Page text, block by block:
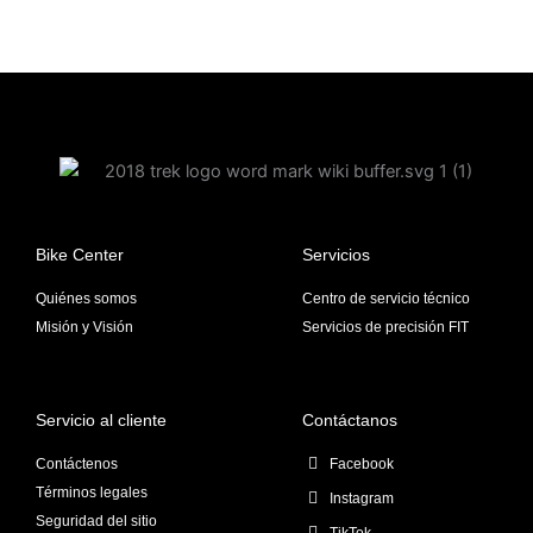
Bike Center
Quiénes somos
Misión y Visión
Servicios
Centro de servicio técnico
Servicios de precisión FIT
Servicio al cliente
Contáctenos
Términos legales
Seguridad del sitio
Contáctanos
Facebook
Instagram